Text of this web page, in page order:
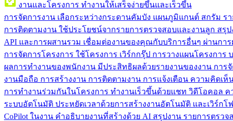
งานและโครงการ ทำงานให้เสร็จง่ายขึ้นและเร็วขึ้น
การจัดการงาน เลือกระหว่างกระดานคัมบัง แผนภูมิแกนต์ สกรัม ร
การติดตามงาน ใช้ประโยชน์จากรายการตรวจสอบและงานลูก ส
API และการผสานรวม เชื่อมต่องานของคุณกับบริการอื่นๆ ผ่านกา
การจัดการโครงการ ใช้โครงการ เวิร์กกรุ๊ป การวางแผนโครงการ
ผลการทำงานของพนักงาน มีประสิทธิผลด้วยรายงานของงาน กา
งานมือถือ การสร้างงาน การติดตามงาน การแจ้งเตือน ความคิดเห็
การทำงานร่วมกันในโครงการ ทํางานเร็วขึ้นด้วยแชท วิดีโอคอล ค
ระบบอัตโนมัติ ประหยัดเวลาด้วยการสร้างงานอัตโนมัติ และเวิร์ก
CoPilot ในงาน คำอธิบายงานที่สร้างด้วย AI สรุปงาน รายการตรว